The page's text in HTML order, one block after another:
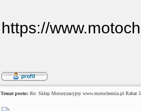
https://
Temat postu: Re: Sklep Motoryzacyjny www.motochemia.pl Rabat